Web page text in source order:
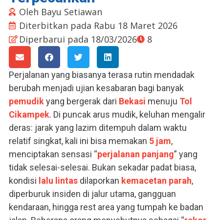
Oleh Bayu Setiawan
Diterbitkan pada Rabu 18 Maret 2026
Diperbarui pada 18/03/2026
8
Perjalanan yang biasanya terasa rutin mendadak
berubah menjadi ujian kesabaran bagi banyak
pemudikyang bergerak dari Bekasi menuju Tol
Cikampek. Di puncak arus mudik, keluhan mengalir
deras: jarak yang lazim ditempuh dalam waktu
relatif singkat, kali ini bisa memakan 5 jam,
menciptakan sensasi “perjalanan panjang” yang
tidak selesai-selesai. Bukan sekadar padat biasa,
kondisi lalu lintas dilaporkan kemacetan parah,
diperburuk insiden di jalur utama, gangguan
kendaraan, hingga rest area yang tumpah ke badan